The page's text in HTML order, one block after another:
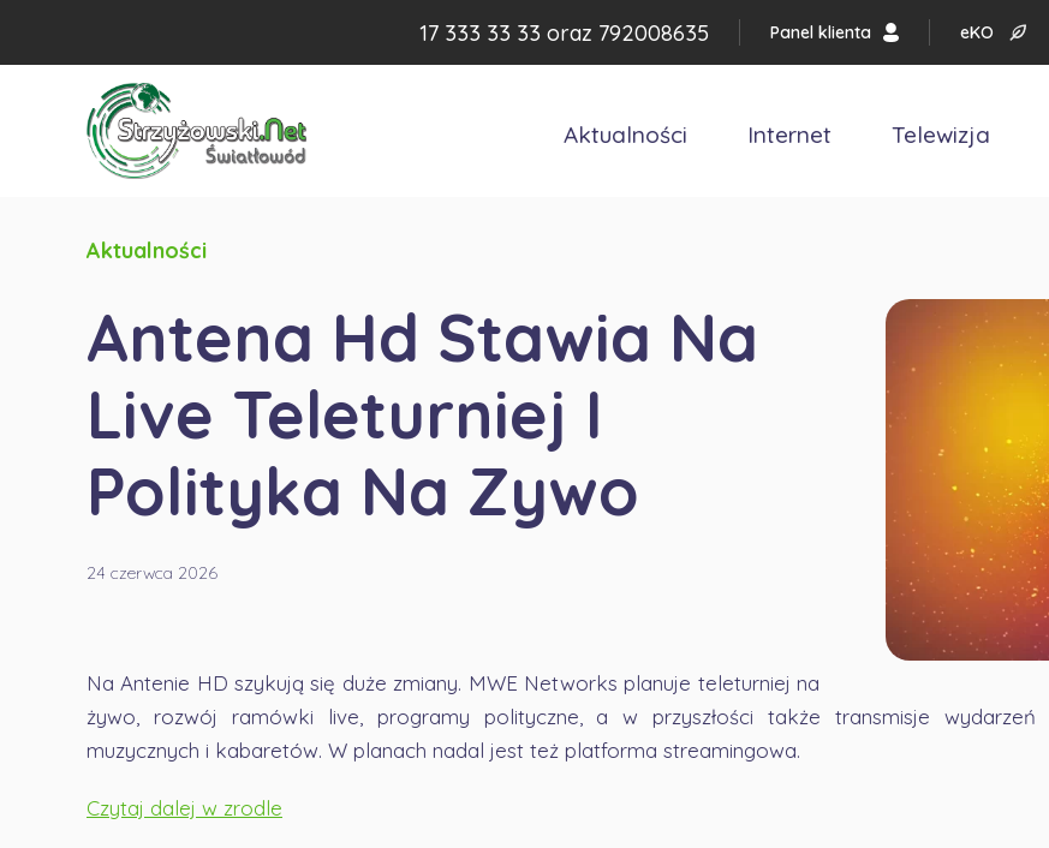
17 333 33 33 oraz 792008635 Panel klienta eKO
Aktualności Internet Telewizja
Aktualności
Antena Hd Stawia Na
Live Teleturniej I
Polityka Na Zywo
24 czerwca 2026
Na Antenie HD szykują się duże zmiany. MWE Networks planuje teleturniej na
żywo, rozwój ramówki live, programy polityczne, a w przyszłości także transmisje wydarzeń
muzycznych i kabaretów. W planach nadal jest też platforma streamingowa.
Czytaj dalej w zrodle